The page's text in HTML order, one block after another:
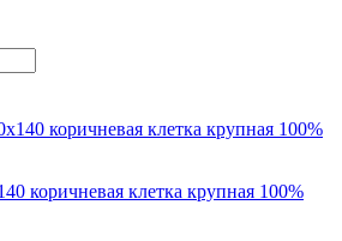
коричневая клетка крупная 100%